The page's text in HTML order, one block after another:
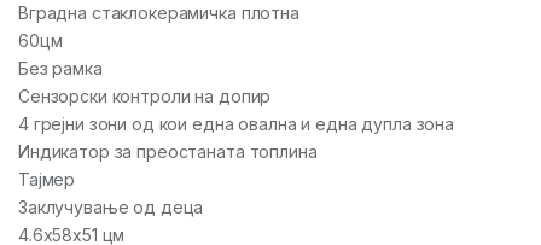
Вградна стаклокерамичка плотна
60цм
Без рамка
Сензорски контроли на допир
4 грејни зони од кои една овална и една дупла зона
Индикатор за преостаната топлина
Тајмер
Заклучување од деца
4.6x58x51 цм